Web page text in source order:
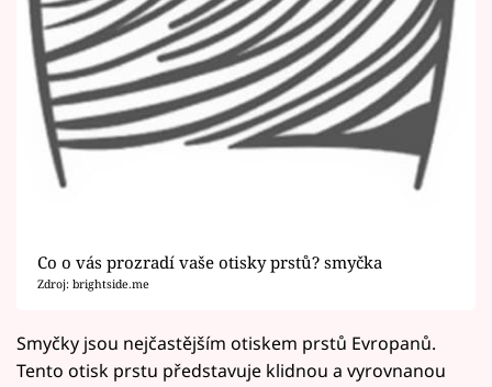
Co o vás prozradí vaše otisky prstů? smyčka
Zdroj: brightside.me
Smyčky jsou nejčastějším otiskem prstů Evropanů.
Tento otisk prstu představuje klidnou a vyrovnanou